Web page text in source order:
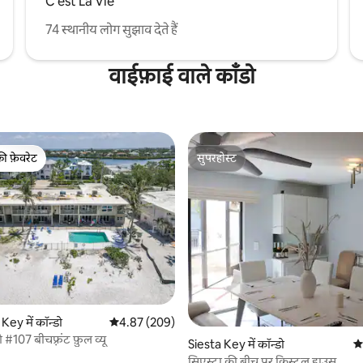
74 स्थानीय लोग सुझाव देते हैं
वाईफ़ाई वाले काँडो
फ़ेवरेट
फ़ेवरेट
में कॉन्डो औसत रेटिंग 5 में से 4.87, 209 समीक्षाएँ
4.87 (209)
#107 बीचफ़्रंट फ़ुल व्यू
सुपरहोस्ट
सुपरहोस्ट
Siesta Key में कॉन्डो